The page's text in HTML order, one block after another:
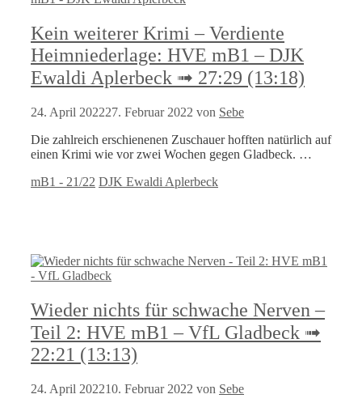
Kein weiterer Krimi – Verdiente
Heimniederlage: HVE mB1 – DJK
Ewaldi Aplerbeck ➟ 27:29 (13:18)
24. April 202227. Februar 2022 von Sebe
Die zahlreich erschienenen Zuschauer hofften natürlich auf
einen Krimi wie vor zwei Wochen gegen Gladbeck. …
Kategorien
mB1 - 21/22 Schlagwörter
DJK Ewaldi Aplerbeck
Wieder nichts für schwache Nerven –
Teil 2: HVE mB1 – VfL Gladbeck ➟
22:21 (13:13)
24. April 202210. Februar 2022 von Sebe